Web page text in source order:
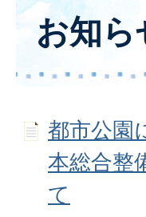
お知ら
都市公園
本総合整
て